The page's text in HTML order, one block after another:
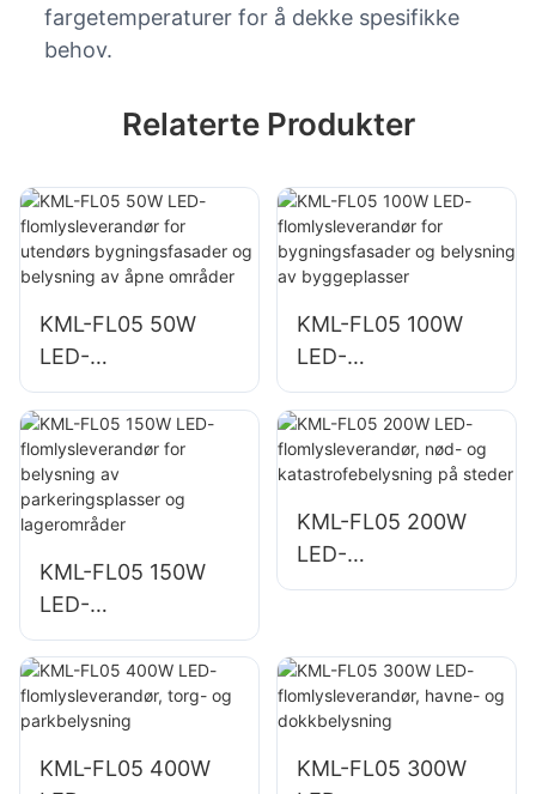
fargetemperaturer for å dekke spesifikke
behov.
Relaterte Produkter
KML-FL05 50W
LED-
flomlysleverandør
for utendørs
bygningsfasader
og belysning av
åpne områder
KML-FL05 100W
LED-
flomlysleverandør
for
bygningsfasader
og belysning av
byggeplasser
KML-FL05 150W
LED-
flomlysleverandør
for belysning av
parkeringsplasser
og lagerområder
KML-FL05 200W
LED-
flomlysleverandør,
katastrofebelysnin
g på steder
KML-FL05 400W
KML-FL05 300W